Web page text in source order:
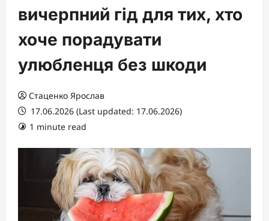
вичерпний гід для тих, хто
хоче порадувати
улюбленця без шкоди
Стаценко Ярослав
17.06.2026 (Last updated: 17.06.2026)
1 minute read